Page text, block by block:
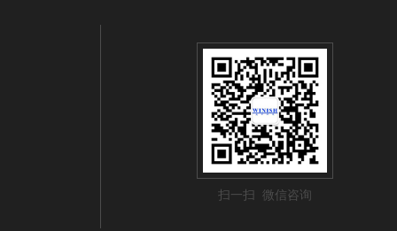
扫一扫 微信咨询